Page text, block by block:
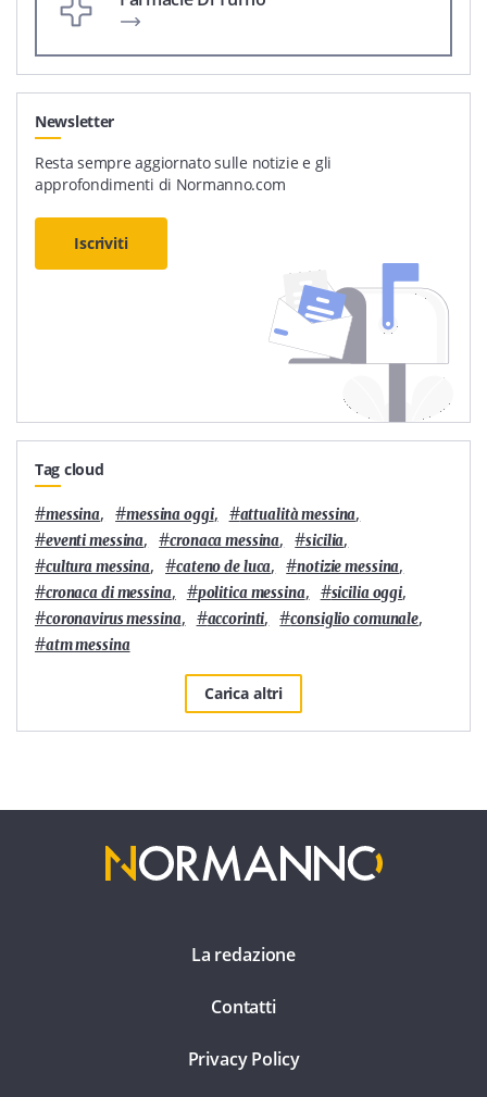
Newsletter
Resta sempre aggiornato sulle notizie e gli
approfondimenti di Normanno.com
Iscriviti
Tag cloud
#messina, #messina oggi, #attualità messina,
#eventi messina, #cronaca messina, #sicilia,
#cultura messina, #cateno de luca, #notizie messina,
#cronaca di messina, #politica messina, #sicilia oggi,
#coronavirus messina, #accorinti, #consiglio comunale,
#atm messina
Carica altri
La redazione
Contatti
Privacy Policy